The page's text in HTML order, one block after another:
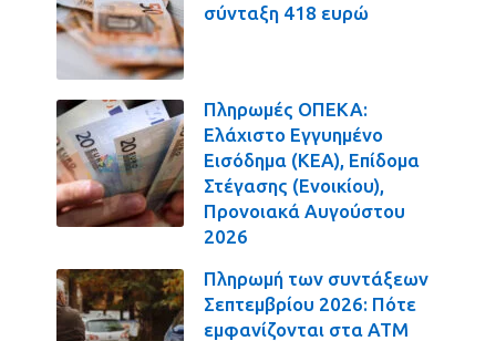
σύνταξη 418 ευρώ
Πληρωμές ΟΠΕΚΑ:
Ελάχιστο Εγγυημένο
Εισόδημα (ΚΕΑ), Επίδομα
Στέγασης (Ενοικίου),
Προνοιακά Αυγούστου
2026
Πληρωμή των συντάξεων
Σεπτεμβρίου 2026: Πότε
εμφανίζονται στα ΑΤΜ